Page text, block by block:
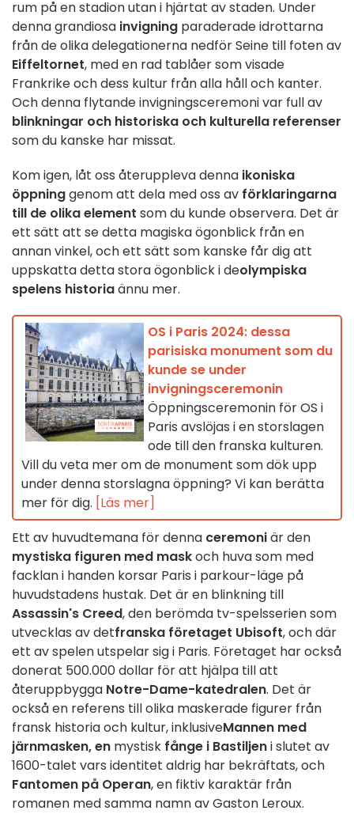
rum på en stadion utan i hjärtat av staden. Under
denna grandiosa invigning paraderade idrottarna
från de olika delegationerna nedför Seine till foten av
Eiffeltornet, med en rad tablåer som visade
Frankrike och dess kultur från alla håll och kanter.
Och denna flytande invigningsceremoni var full av
blinkningar och historiska och kulturella referenser
som du kanske har missat.
Kom igen, låt oss återuppleva denna ikoniska
öppninggenom att dela med oss av förklaringarna
till de olika element som du kunde observera. Det är
ett sätt att se detta magiska ögonblick från en
annan vinkel, och ett sätt som kanske får dig att
uppskatta detta stora ögonblick i deolympiska
spelens historiaännu mer.
OS i Paris 2024: dessa
parisiska monument som du
kunde se under
invigningsceremonin
Öppningsceremonin för OS i
Paris avslöjas i en storslagen
ode till den franska kulturen.
Vill du veta mer om de monument som dök upp
under denna storslagna öppning? Vi kan berätta
mer för dig. [Läs mer]
Ett av huvudtemana för denna ceremoniär den
mystiska figuren med maskoch huva som med
facklan i handen korsar Paris i parkour-läge på
huvudstadens hustak. Det är en blinkning till
Assassin's Creed, den berömda tv-spelsserien som
utvecklas av detfranska företaget Ubisoft, och där
ett av spelen utspelar sig i Paris. Företaget har också
donerat 500.000 dollar för att hjälpa till att
återuppbygga Notre-Dame-katedralen. Det är
också en referens till olika maskerade figurer från
fransk historia och kultur, inklusiveMannen med
järnmasken, en mystisk fånge i Bastiljeni slutet av
1600-talet vars identitet aldrig har bekräftats, och
Fantomen på Operan, en fiktiv karaktär från
romanen med samma namn av Gaston Leroux.